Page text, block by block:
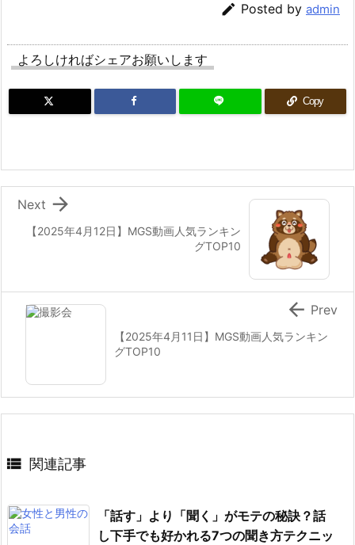
 Posted by admin
よろしければシェアお願いします
Copy
【2025年4月12日】MGS動画人気ランキン
グTOP10

Next
【2025年4月11日】MGS動画人気ランキン
グTOP10
 Prev
 関連記事
「話す」より「聞く」がモテの秘訣？話
し下手でも好かれる7つの聞き方テクニッ